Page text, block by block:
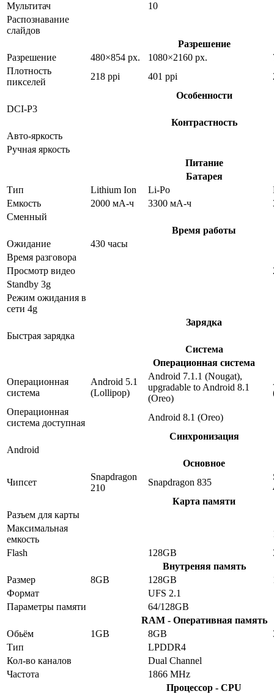
Мультитач
10
Распознавание
слайдов
Разрешение
Разрешение
480×854 px. 1080×2160 px.
Плотность
пикселей
218 ppi 401 ppi
Особенности
DCI-P3
Контрастность
Авто-яркость
Ручная яркость
Питание
Батарея
Тип
Lithium Ion Li-Po
Емкость
2000 мА-ч 3300 мА-ч
Сменный
Время работы
Ожидание
430 часы
Время разговора
Просмотр видео
Standby 3g
Режим ожидания в
сети 4g
Зарядка
Быстрая зарядка
Система
Операционная система
Операционная
система
Android 5.1
(Lollipop)
Android 7.1.1 (Nougat),
upgradable to Android 8.1
(Oreo)
Операционная
система доступная
Android 8.1 (Oreo)
Синхронизация
Android
Основное
Чипсет
Snapdragon
210
Snapdragon 835
Карта памяти
Разъем для карты
Максимальная
емкость
Flash
128GB
Внутреняя память
Размер
8GB 128GB
Формат
UFS 2.1
Параметры памяти
64/128GB
RAM - Оперативная память
Обьём
1GB 8GB
Тип
LPDDR4
Кол-во каналов
Dual Channel
Частота
1866 MHz
Процессор - CPU